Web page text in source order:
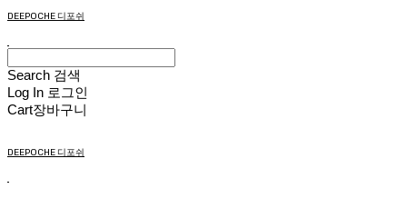
DEEPOCHE 디포쉬
Search 검색
Log In 로그인
Cart장바구니
DEEPOCHE 디포쉬